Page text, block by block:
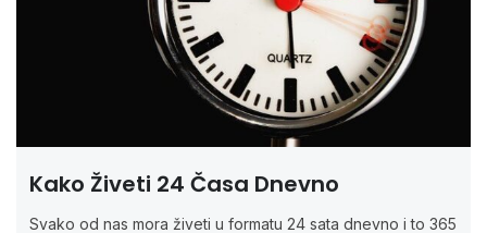
Kako Živeti 24 Časa Dnevno
Svako od nas mora živeti u formatu 24 sata dnevno i to 365